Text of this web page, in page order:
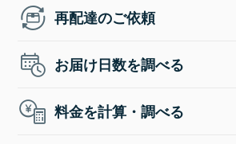
再配達のご依頼
お届け日数を調べる
料金を計算・調べる